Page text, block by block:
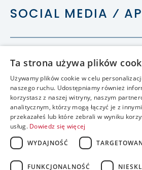
SOCIAL MEDIA ⁄
Ta strona używa plików
Używamy plików cookie w celu
naszego ruchu. Udostępniamy również
korzystasz z naszej witryny, naszym
analitycznym, którzy mogą łączyć je z
przekazałeś lub które zebrali w wyniku
usług. Dowiedz się więcej
WYDAJNOŚĆ
FUNKCJONALNOŚĆ